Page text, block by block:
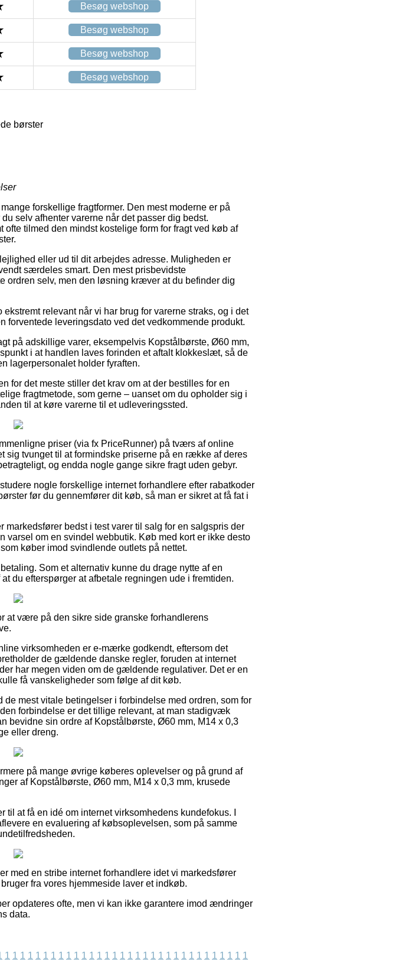
Besøg webshop
Besøg webshop
Besøg webshop
Besøg webshop
børster
forskellige fragtformer. Den mest moderne er på
selv afhenter varerne når det passer dig bedst.
tilmed den mindst kostelige form for fragt ved køb af
eller ud til dit arbejdes adresse. Muligheden er
særdeles smart. Den mest prisbevidste
ordren selv, men den løsning kræver at du befinder dig
relevant når vi har brug for varerne straks, og i det
leveringsdato ved det vedkommende produkt.
på adskillige varer, eksempelvis Kopstålbørste, Ø60 mm,
i at handlen laves forinden et aftalt klokkeslæt, så de
lagerpersonalet holder fyraften.
for det meste stiller det krav om at der bestilles for en
fragtmetode, som gerne – uanset om du opholder sig i
til at køre varerne til et udleveringssted.
priser (via fx PriceRunner) på tværs af online
sig tvunget til at formindske priserne på en række af deres
og endda nogle gange sikre fragt uden gebyr.
nogle forskellige internet forhandlere efter rabatkoder
før du gennemfører dit køb, så man er sikret at få fat i
bedst i test varer til salg for en salgspris der
om en svindel webbutik. Køb med kort er ikke desto
køber imod svindlende outlets på nettet.
Som et alternativ kunne du drage nytte af en
du efterspørger at afbetale regningen ude i fremtiden.
at være på den sikre side granske forhandlerens
virksomheden er e-mærke godkendt, eftersom det
de gældende danske regler, foruden at internet
har megen viden om de gældende regulativer. Det er en
få vanskeligheder som følge af dit køb.
mest vitale betingelser i forbindelse med ordren, som for
forbindelse er det tillige relevant, at man stadigvæk
bevidne sin ordre af Kopstålbørste, Ø60 mm, M14 x 0,3
eller dreng.
på mange øvrige køberes oplevelser og på grund af
af Kopstålbørste, Ø60 mm, M14 x 0,3 mm, krusede
at få en idé om internet virksomhedens kundefokus. I
en evaluering af købsoplevelsen, som på samme
med en stribe internet forhandlere idet vi markedsfører
fra vores hjemmeside laver et indkøb.
opdateres ofte, men vi kan ikke garantere imod ændringer
data.
1 1 1 1 1 1 1 1 1 1 1 1 1 1 1 1 1 1 1 1 1 1 1 1 1 1 1 1 1 1 1 1